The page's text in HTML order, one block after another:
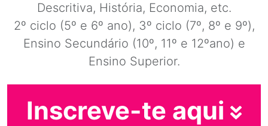
Descritiva, História, Economia, etc.
2º ciclo (5º e 6º ano), 3º ciclo (7º, 8º e 9º),
Ensino Secundário (10º, 11º e 12ºano) e
Ensino Superior.
Inscreve-te aqui